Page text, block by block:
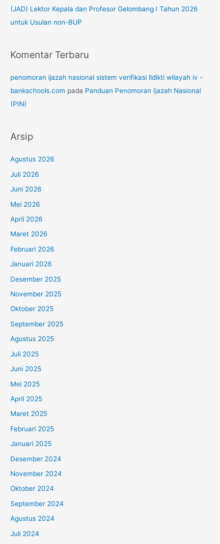
(JAD) Lektor Kepala dan Profesor Gelombang I Tahun 2026
untuk Usulan non-BUP
Komentar Terbaru
penomoran ijazah nasional sistem verifikasi lldikti wilayah iv -
bankschools.com pada Panduan Penomoran Ijazah Nasional
(PIN)
Arsip
Agustus 2026
Juli 2026
Juni 2026
Mei 2026
April 2026
Maret 2026
Februari 2026
Januari 2026
Desember 2025
November 2025
Oktober 2025
September 2025
Agustus 2025
Juli 2025
Juni 2025
Mei 2025
April 2025
Maret 2025
Februari 2025
Januari 2025
Desember 2024
November 2024
Oktober 2024
September 2024
Agustus 2024
Juli 2024